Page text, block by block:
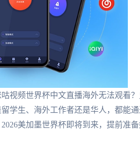
视频世界杯中文直播海外无法观看
学生、海外工作者还是华人，都能
美加墨世界杯即将到来，提前准